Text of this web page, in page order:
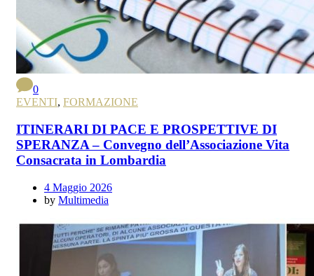
0
EVENTI, FORMAZIONE
ITINERARI DI PACE E PROSPETTIVE DI
SPERANZA – Convegno dell’Associazione Vita
Consacrata in Lombardia
4 Maggio 2026
by Multimedia